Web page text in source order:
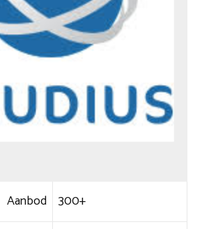
Aanbod 300+